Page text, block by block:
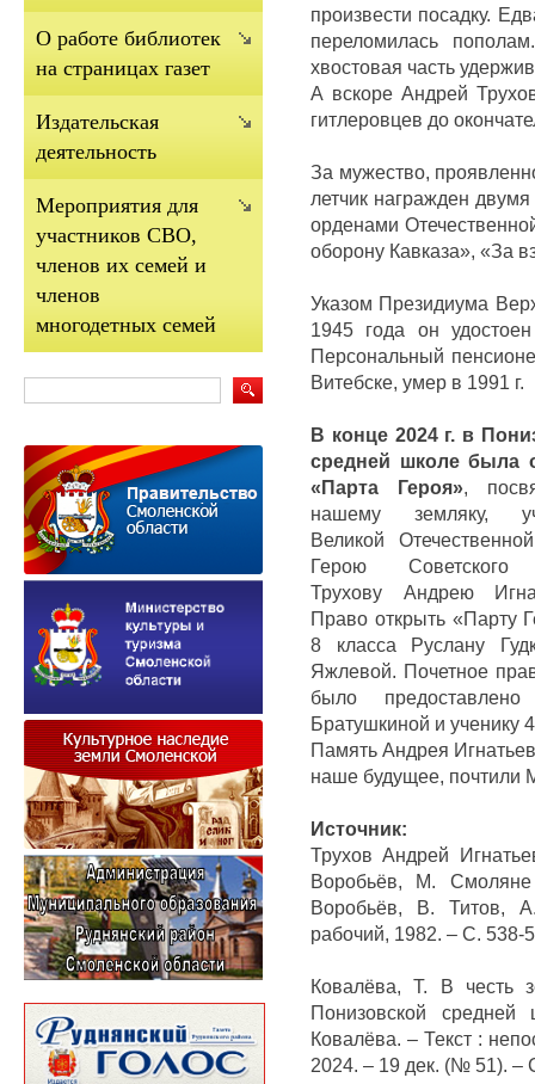
произвести посадку.
переломилась
хвостовая часть
А вскоре Андрей
гитлеровцев до
За мужество,
летчик награжден
орденами
оборону Кавказа», «За
Указом Президиума
1945 года он
Персональный
Витебске, умер в 1991 г.
В конце 2024 г. в
средней школе была
«Парта Героя» ,
нашему земляку,
Великой
Герою
Трухову Андрею
Право открыть «Парту
8 класса Руслану
Яжлевой. Почетное
было
Братушкиной и ученику
Память Андрея
наше будущее, почтили
Источник:
Трухов Андрей
Воробьёв, М.
Воробьёв, В. Титов,
рабочий, 1982. – С. 538-
Ковалёва, Т. В честь
Понизовской средней
Ковалёва – Текст :
2024 – 19 дек. (№ 51) –
О работе библиотек
на страницах газет
Издательская
деятельность
Мероприятия для
участников СВО,
членов их семей и
членов
многодетных семей